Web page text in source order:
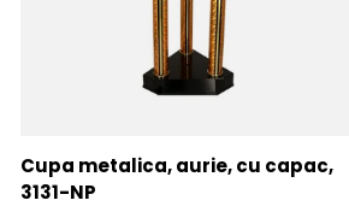
Cupa metalica, aurie, cu capac,
3131-NP